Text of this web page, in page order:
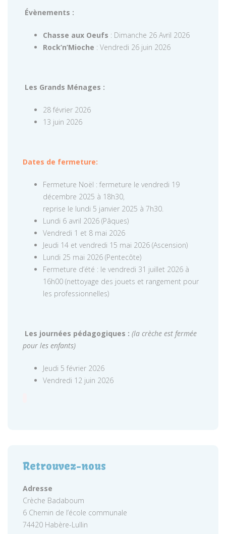
Évènements :
Chasse aux Oeufs : Dimanche 26 Avril 2026
Rock’n’Mioche : Vendredi 26 juin 2026
Les Grands Ménages :
28 février 2026
13 juin 2026
Dates de fermeture:
Fermeture Noël : fermeture le vendredi 19
décembre 2025 à 18h30,
reprise le lundi 5 janvier 2025 à 7h30.
Lundi 6 avril 2026 (Pâques)
Vendredi 1 et 8 mai 2026
Jeudi 14 et vendredi 15 mai 2026 (Ascension)
Lundi 25 mai 2026 (Pentecôte)
Fermeture d’été : le vendredi 31 juillet 2026 à
16h00 (nettoyage des jouets et rangement pour
les professionnelles)
Les journées pédagogiques : (la crèche est fermée
pour les enfants)
Jeudi 5 février 2026
Vendredi 12 juin 2026
Retrouvez-nous
Adresse
Crèche Badaboum
6 Chemin de l’école communale
74420 Habère-Lullin